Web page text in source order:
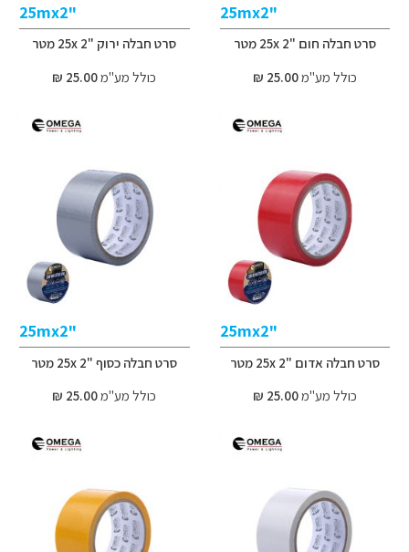
"25mx2
סרט חבלה חום "2 25x מטר
כולל מע"מ25.00 ₪
"25mx2
סרט חבלה ירוק "2 25x מטר
כולל מע"מ25.00 ₪
"25mx2
סרט חבלה אדום "2 25x מטר
כולל מע"מ25.00 ₪
"25mx2
סרט חבלה כסוף "2 25x מטר
כולל מע"מ25.00 ₪